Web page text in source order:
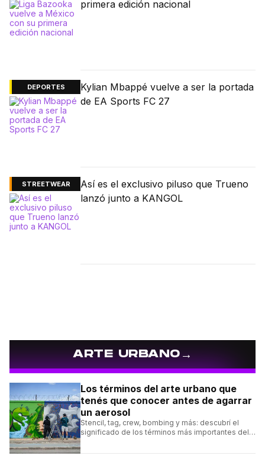
primera edición nacional
DEPORTES
Kylian Mbappé vuelve a ser la portada
de EA Sports FC 27
STREETWEAR
Así es el exclusivo piluso que Trueno
lanzó junto a KANGOL
ARTE URBANO→
Los términos del arte urbano que
tenés que conocer antes de agarrar
un aerosol
Stencil, tag, crew, bombing y más: descubrí el
significado de los términos más importantes del